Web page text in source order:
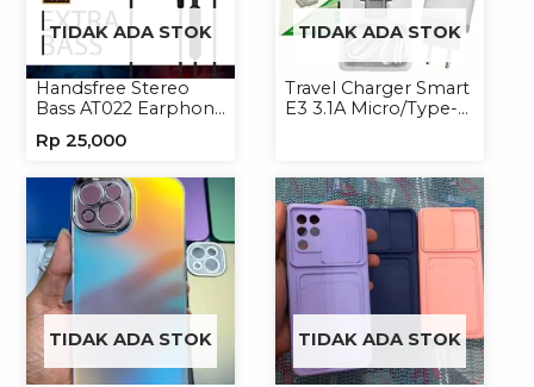
TIDAK ADA STOK
Handsfree Stereo
Bass AT022 Earphone
Rp 25,000
TIDAK ADA STOK
Travel Charger Smart
E3 3.1A Micro/Type-C
TIDAK ADA STOK TIDAK ADA STOK